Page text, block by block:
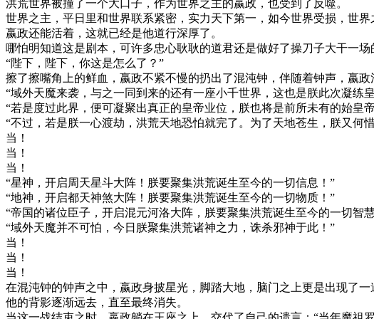
洪荒世界被撞了一个大口子，作为世界之主的嬴政，也受到了反噬。
世界之主，平日里和世界联系紧密，实力天下第一，如今世界受损，世界
嬴政还能活着，这就已经是他道行深厚了。
哪怕明知道这是剧本，可许多忠心耿耿的道君还是做好了操刀子大干一场
“陛下，陛下，你这是怎么了？”
擦了擦嘴角上的鲜血，嬴政不紧不慢的扔出了混沌钟，伴随着钟声，嬴政
“域外天魔来袭，与之一同到来的还有一座小千世界，这也是朕此次凝练
“若是度过此界，便可凝聚出真正的皇帝业位，朕也将是前所未有的始皇
“不过，若是朕一心渡劫，洪荒天地恐怕就完了。为了天地苍生，朕又何
当！
当！
当！
“星神，开启周天星斗大阵！朕要聚集洪荒诞生至今的一切信息！”
“地神，开启都天神煞大阵！朕要聚集洪荒诞生至今的一切物质！”
“帝国的诸位臣子，开启混元河洛大阵，朕要聚集洪荒诞生至今的一切智
“域外天魔并不可怕，今日朕聚集洪荒诸神之力，诛杀邪神于此！”
当！
当！
当！
在混沌钟的钟声之中，嬴政身披星光，脚踏大地，脑门之上更是出现了一
他的背影逐渐远去，直至最终消失。